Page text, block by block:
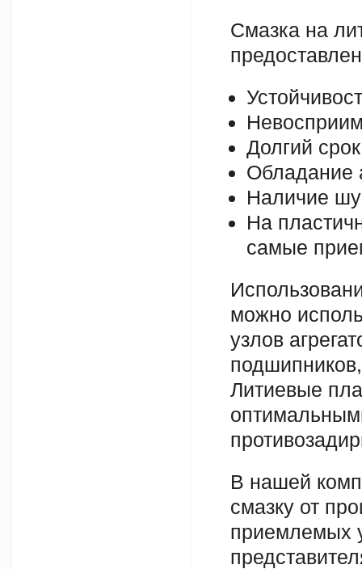
Смазка на
Долгий
Обладание
Наличие
На
самые
можно
узлов
Литиевые
В нашей
смазку от
приемлемых